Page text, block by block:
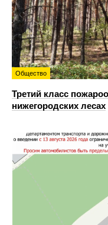
Общество
Третий класс
нижегородских лесах